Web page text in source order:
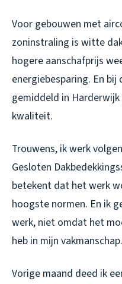
Voor gebouwen met
zoninstraling is witte
hogere aanschafprijs
energiebesparing. En bij
gemiddeld in
kwaliteit.
Trouwens, ik werk
Gesloten
betekent dat het werk
hoogste normen. En ik
werk, niet omdat het
heb in mijn vakmanschap.
Vorige maand deed ik